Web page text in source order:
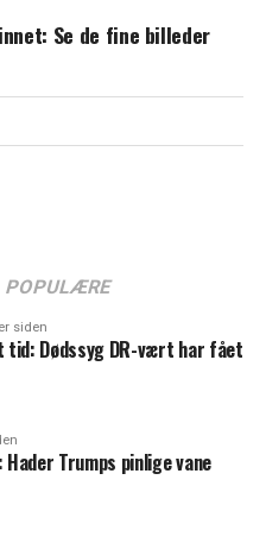
Se de fine billeder
POPULÆRE
siden
tid: Dødssyg DR-vært har fået
Trumps pinlige vane